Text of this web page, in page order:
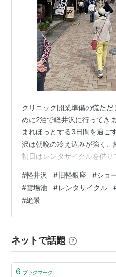
クリニック開業準備の慌た
めに2泊で軽井沢に行ってき
まれほっとする3日間を過ご
沢は朝晩の冷え込みが強く、
初日はレンタサイクルを借り
ていましたが、それでも食事
言うほどの人手ではなく、ほ
ンタサイクルを借りて回りま
スのマストと言えるシュー
A.C.ショー師は日本聖公会の
#軽井沢 #旧軽銀座 #ショ
#雲場池 #レンタサイクル
#絶景
ネットで話題
6 ブックマーク